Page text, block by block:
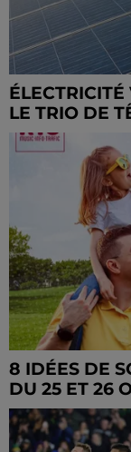
ÉLECTRICITÉ
LE TRIO DE
8 IDÉES DE
DU 25 ET 26